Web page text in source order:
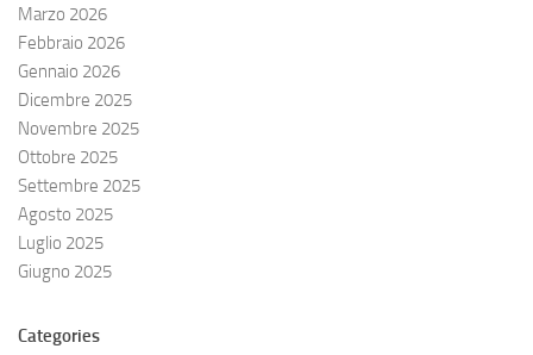
Marzo 2026
Febbraio 2026
Gennaio 2026
Dicembre 2025
Novembre 2025
Ottobre 2025
Settembre 2025
Agosto 2025
Luglio 2025
Giugno 2025
Categories